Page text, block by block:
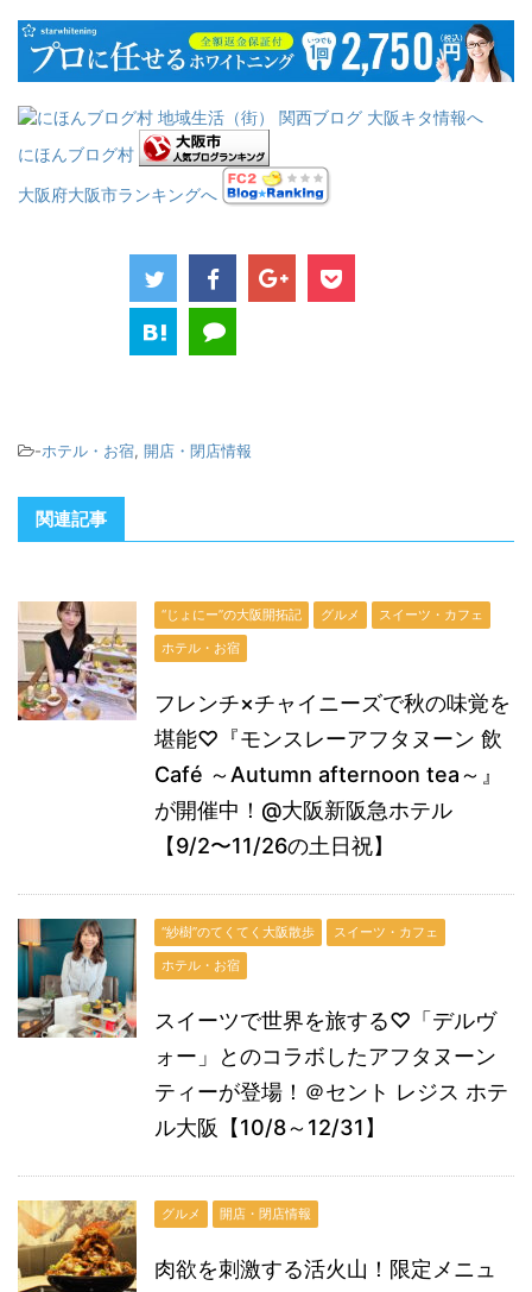
にほんブログ村
大阪府大阪市ランキングへ
-ホテル・お宿, 開店・閉店情報
関連記事
“じょにー”の大阪開拓記 グルメ
スイーツ・カフェ
ホテル・お宿
フレンチ×チャイニーズで秋の味覚を
堪能♡『モンスレーアフタヌーン 飲
Café ～Autumn afternoon tea～』
が開催中！@大阪新阪急ホテル
【9/2〜11/26の土日祝】
“紗樹”のてくてく大阪散歩
スイーツ・カフェ
ホテル・お宿
スイーツで世界を旅する♡「デルヴ
ォー」とのコラボしたアフタヌーン
ティーが登場！＠セント レジス ホテ
ル大阪【10/8～12/31】
グルメ 開店・閉店情報
肉欲を刺激する活火山！限定メニュ